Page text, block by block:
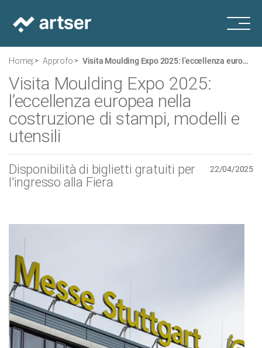
HomepageApprofondimenti Visita Moulding Expo 2025: l’eccellenza europea nella costruzione di stampi, modelli e utensili
Visita Moulding Expo 2025:
l’eccellenza europea nella
costruzione di stampi, modelli e
utensili
Disponibilità di biglietti gratuiti per
l'ingresso alla Fiera
22/04/2025